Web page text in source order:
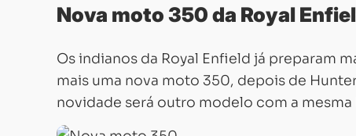
Nova moto 350 da Royal
Os indianos da Royal Enfield já preparam
mais uma nova moto 350, depois de
novidade será outro modelo com a mesma